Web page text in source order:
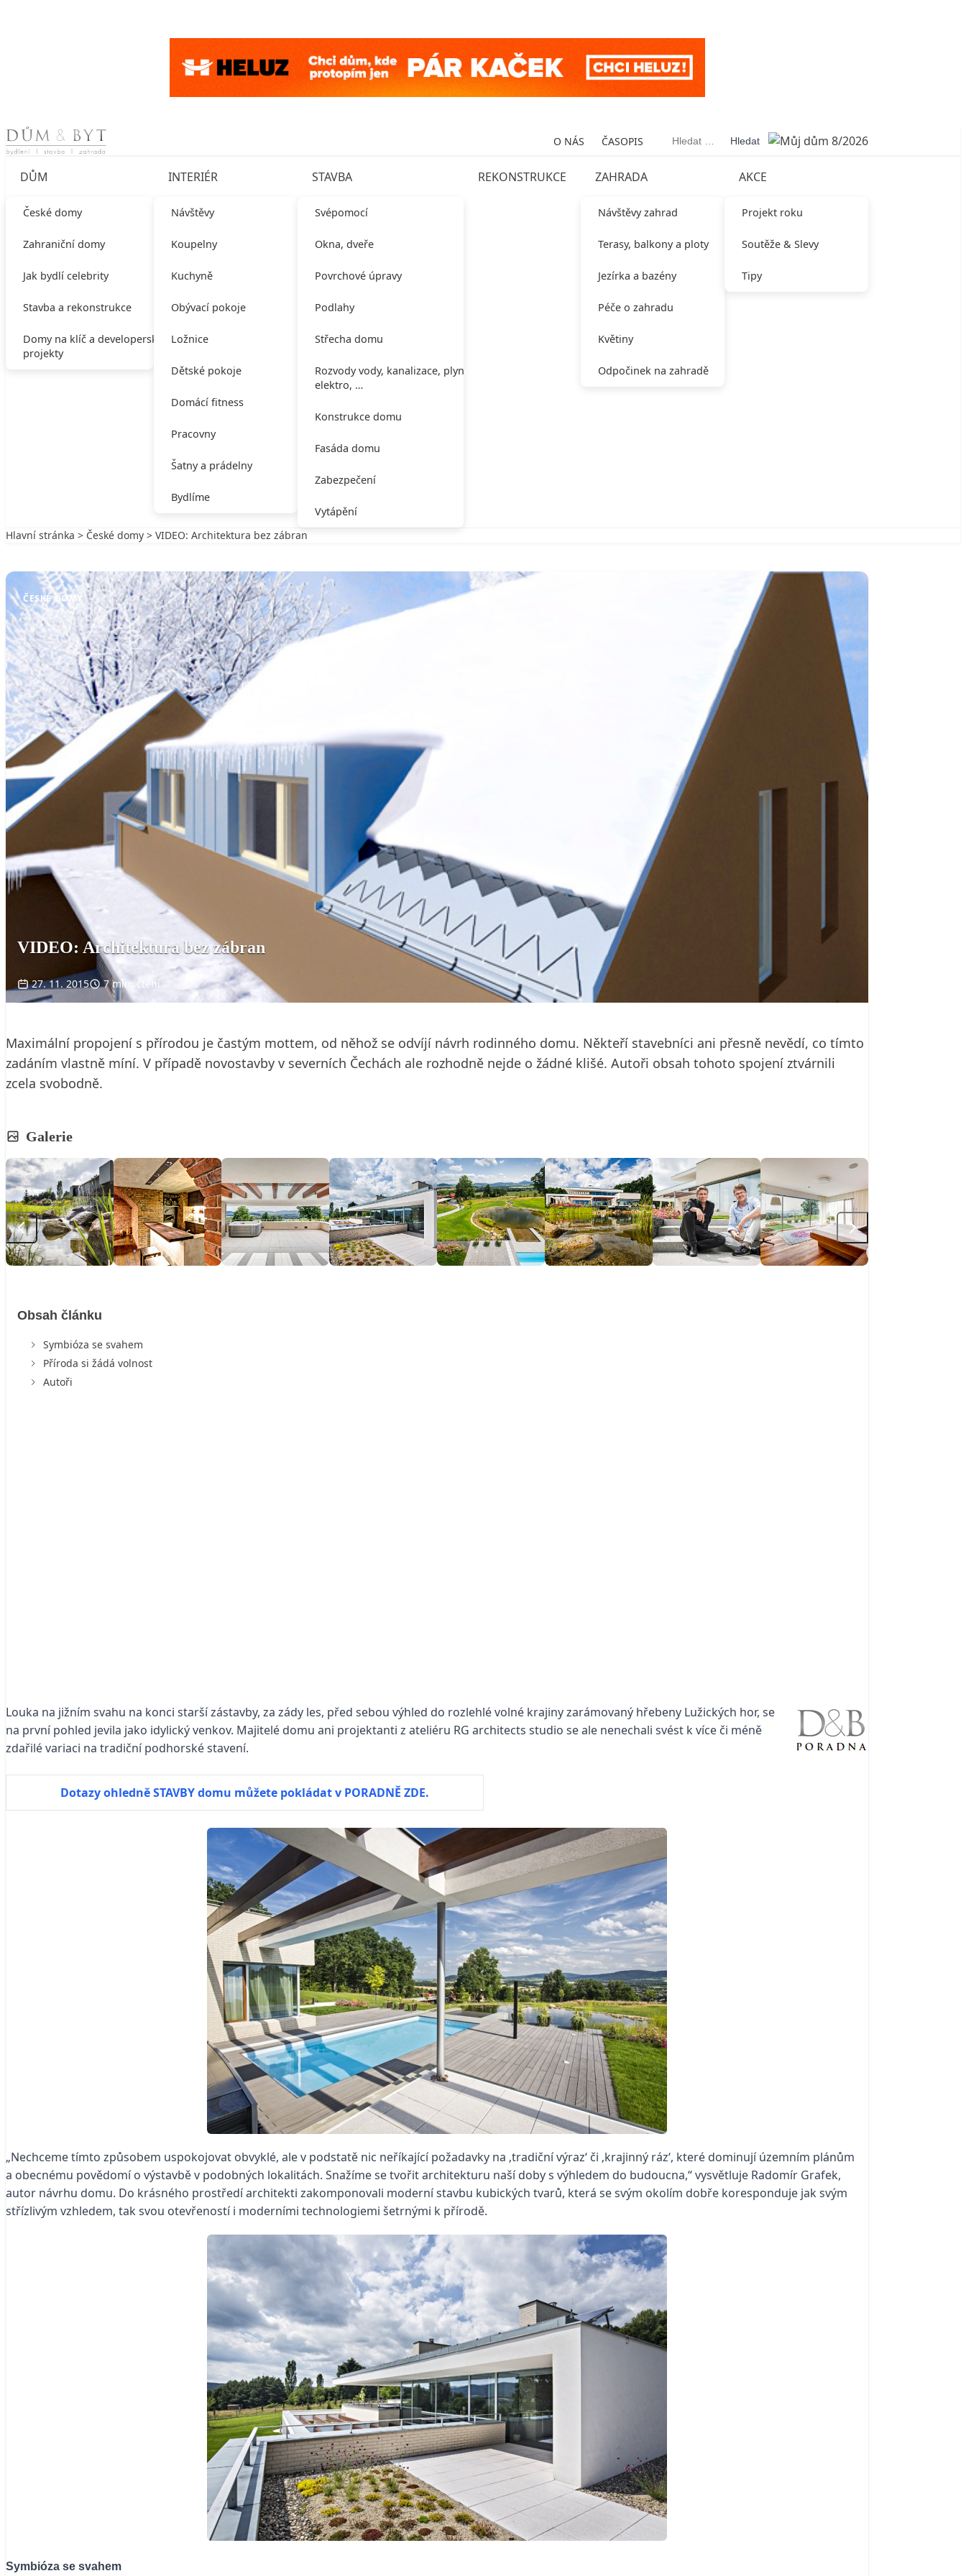
Skip to content O NÁS ČASOPIS Vyhledávání
DŮM
České domy
Zahraniční domy
Jak bydlí celebrity
Stavba a rekonstrukce
Domy na klíč a developerské
projekty
INTERIÉR
Návštěvy
Koupelny
Kuchyně
Obývací pokoje
Ložnice
Dětské pokoje
Domácí fitness
Pracovny
Šatny a prádelny
Bydlíme
STAVBA
Svépomocí
Okna, dveře
Povrchové úpravy
Podlahy
Střecha domu
Rozvody vody, kanalizace, plynu,
elektro, …
Konstrukce domu
Fasáda domu
Zabezpečení
Vytápění
REKONSTRUKCE ZAHRADA
Návštěvy zahrad
Terasy, balkony a ploty
Jezírka a bazény
Péče o zahradu
Květiny
Odpočinek na zahradě
AKCE
Projekt roku
Soutěže & Slevy
Tipy
Hlavní stránka > České domy > VIDEO: Architektura bez zábran
ČESKÉ DOMY
VIDEO: Architektura bez zábran
27. 11. 2015 7 min. čtení
Maximální propojení s přírodou je častým mottem, od něhož se odvíjí návrh rodinného domu. Někteří stavebníci ani přesně nevědí, co tímto
zadáním vlastně míní. V případě novostavby v severních Čechách ale rozhodně nejde o žádné klišé. Autoři obsah tohoto spojení ztvárnili
zcela svobodně.
Galerie
Obsah článku
Symbióza se svahem
Příroda si žádá volnost
Autoři
Louka na jižním svahu na konci starší zástavby, za zády les, před sebou výhled do rozlehlé volné krajiny zarámovaný hřebeny Lužických hor, se
na první pohled jevila jako idylický venkov. Majitelé domu ani projektanti z ateliéru RG architects studio se ale nenechali svést k více či méně
zdařilé variaci na tradiční podhorské stavení.
Dotazy ohledně STAVBY domu můžete pokládat v PORADNĚ ZDE.
„Nechceme tímto způsobem uspokojovat obvyklé, ale v podstatě nic neříkající požadavky na ‚tradiční výraz‘ či ‚krajinný ráz‘, které dominují územním plánům
a obecnému povědomí o výstavbě v podobných lokalitách. Snažíme se tvořit architekturu naší doby s výhledem do budoucna,“ vysvětluje Radomír Grafek,
autor návrhu domu. Do krásného prostředí architekti zakomponovali moderní stavbu kubických tvarů, která se svým okolím dobře koresponduje jak svým
střízlivým vzhledem, tak svou otevřeností i moderními technologiemi šetrnými k přírodě.
Symbióza se svahem